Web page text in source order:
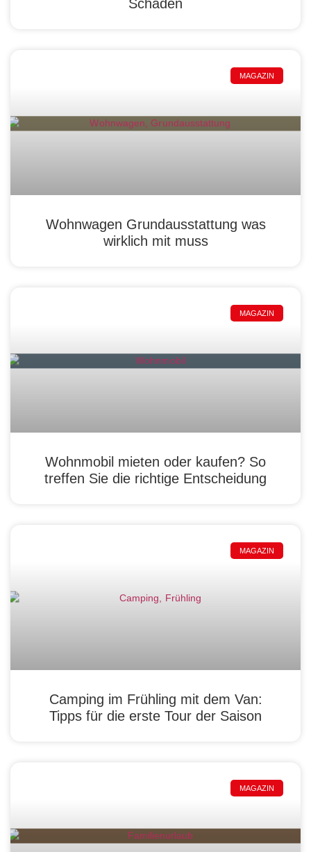
Schäden
MAGAZIN
Wohnwagen Grundausstattung was
wirklich mit muss
MAGAZIN
Wohnmobil mieten oder kaufen? So
treffen Sie die richtige Entscheidung
MAGAZIN
Camping im Frühling mit dem Van:
Tipps für die erste Tour der Saison
MAGAZIN